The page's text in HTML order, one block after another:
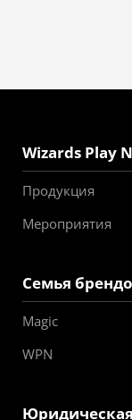
Wizards Play
Продукция
Мероприятия
Семья
Magic
WPN